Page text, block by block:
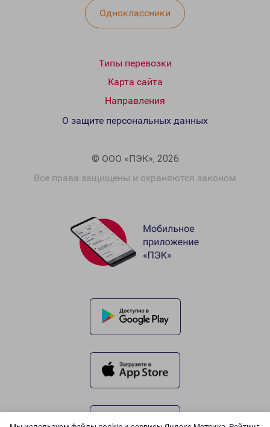
Одноклассники
Типы перевозки
Карта сайта
Направления
© ООО «ПЭК», 2026
Все права защищены и охраняются законом
О защите персональных данных